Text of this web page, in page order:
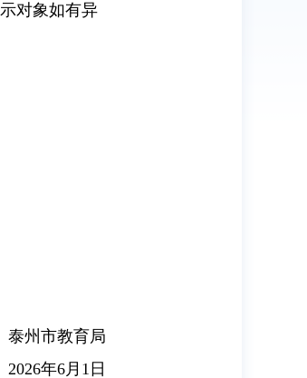
对象如有异
泰州市教育局
2026年6月1日